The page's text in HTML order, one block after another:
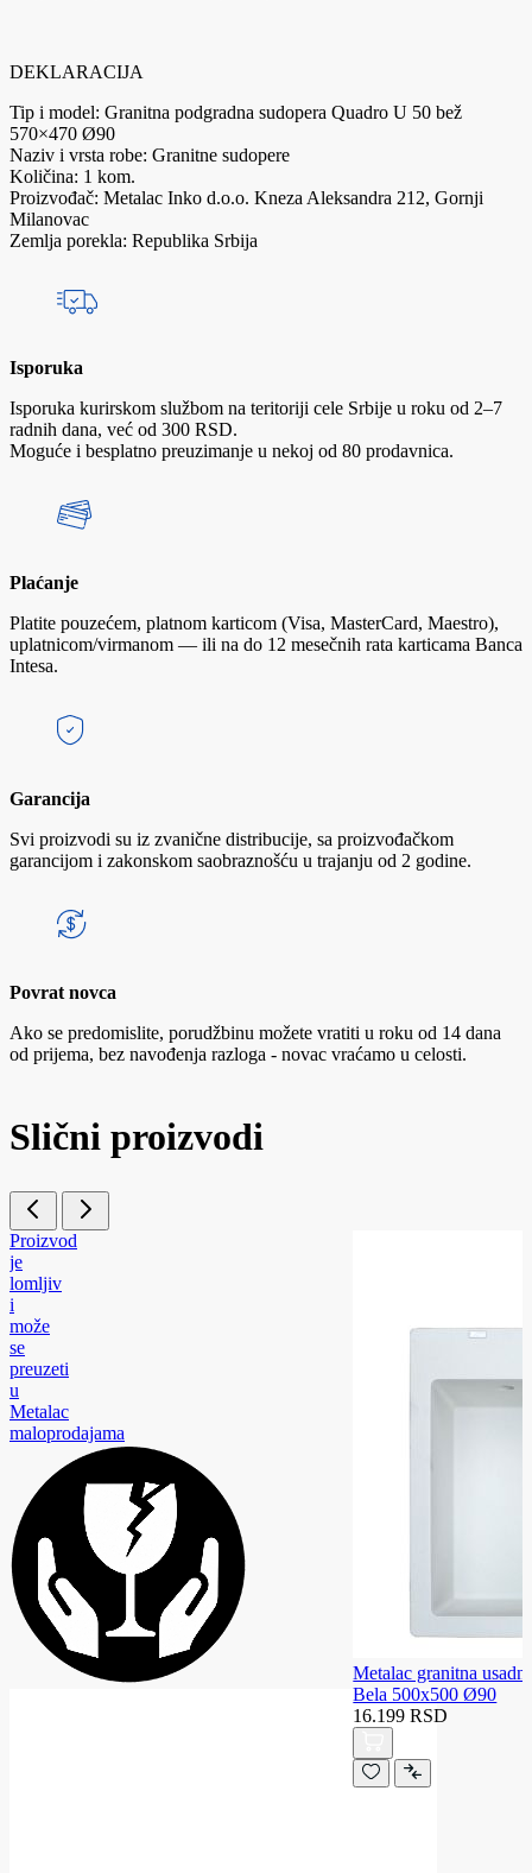
DEKLARACIJA
Tip i model: Granitna podgradna sudopera Quadro U 50 bež
570×470 Ø90
Naziv i vrsta robe: Granitne sudopere
Količina: 1 kom.
Proizvođač: Metalac Inko d.o.o. Kneza Aleksandra 212, Gornji
Milanovac
Zemlja porekla: Republika Srbija
Isporuka
Isporuka kurirskom službom na teritoriji cele Srbije u roku od 2–7
radnih dana, već od 300 RSD.
Moguće i besplatno preuzimanje u nekoj od 80 prodavnica.
Plaćanje
Platite pouzećem, platnom karticom (Visa, MasterCard, Maestro),
uplatnicom/virmanom — ili na do 12 mesečnih rata karticama Banca
Intesa.
Garancija
Svi proizvodi su iz zvanične distribucije, sa proizvođačkom
garancijom i zakonskom saobraznošću u trajanju od 2 godine.
Povrat novca
Ako se predomislite, porudžbinu možete vratiti u roku od 14 dana
od prijema, bez navođenja razloga - novac vraćamo u celosti.
Slični proizvodi
Proizvod
je
lomljiv
i
može
se
preuzeti
u
Metalac
maloprodajama
Metalac granitna
Bela 500x500 Ø90
16.199 RSD